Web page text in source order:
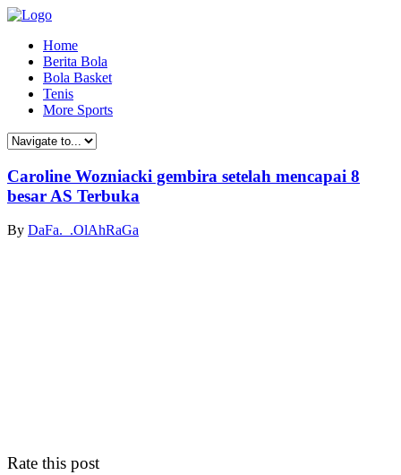
Home
Berita Bola
Bola Basket
Tenis
More Sports
Caroline Wozniacki gembira setelah mencapai 8
besar AS Terbuka
By DaFa._.OlAhRaGa
Rate this post